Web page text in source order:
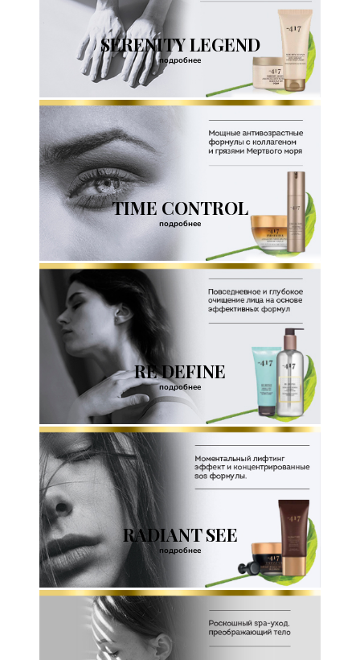
SERENITY LEGEND
подробнее
TIME CONTROL
подробнее
RE DEFINE
подробнее
RADIANT SEE
подробнее